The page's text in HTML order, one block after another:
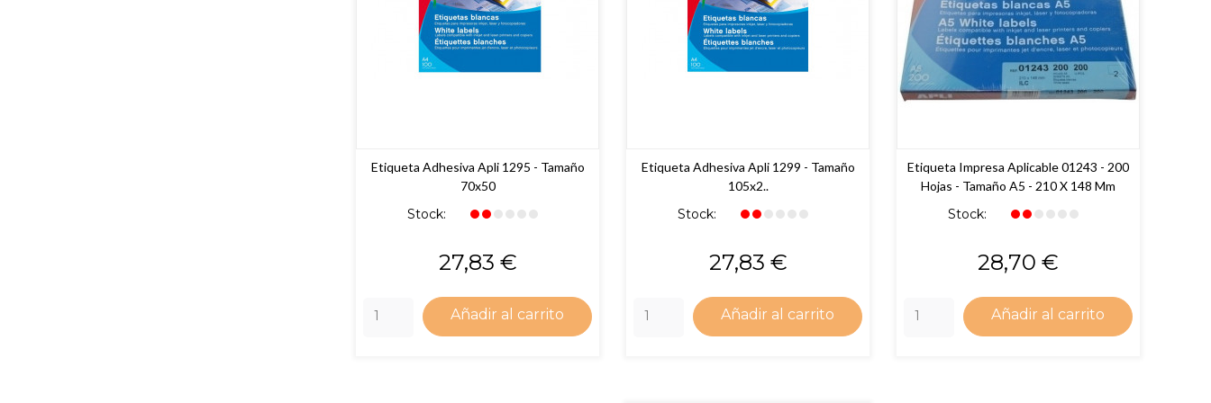
Etiqueta Adhesiva Apli 1295 - Tamaño
70x50
Stock:
Precio
27,83 €
Añadir al carrito
Etiqueta Adhesiva Apli 1299 - Tamaño
105x2..
Stock:
Precio
27,83 €
Añadir al carrito
Etiqueta Impresa Aplicable 01243 - 200
Hojas - Tamaño A5 - 210 X 148 Mm
Stock:
Precio
28,70 €
Añadir al carrito